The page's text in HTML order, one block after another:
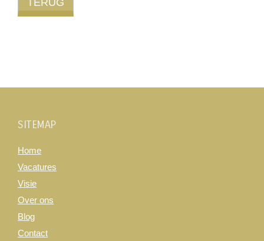
SITEMAP
Home
Vacatures
Visie
Over ons
Blog
Contact